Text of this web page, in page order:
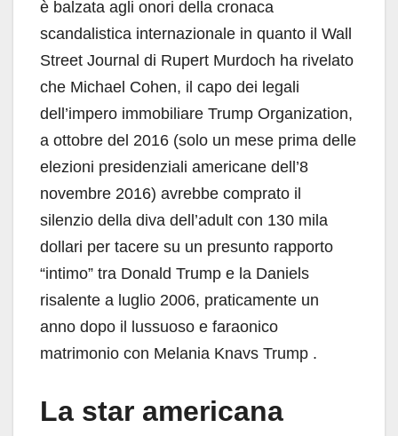
è balzata agli onori della cronaca
scandalistica internazionale in quanto il Wall
Street Journal di Rupert Murdoch ha rivelato
che Michael Cohen, il capo dei legali
dell’impero immobiliare Trump Organization,
a ottobre del 2016 (solo un mese prima delle
elezioni presidenziali americane dell’8
novembre 2016) avrebbe comprato il
silenzio della diva dell’adult con 130 mila
dollari per tacere su un presunto rapporto
“intimo” tra Donald Trump e la Daniels
risalente a luglio 2006, praticamente un
anno dopo il lussuoso e faraonico
matrimonio con Melania Knavs Trump .
La star americana